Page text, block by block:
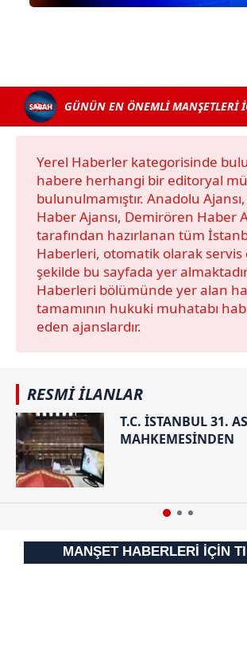
toplumu hizmetlerinin sunulması
kullanılmaktadır. Diğer çerezler, sitemizin
kılınması ve kişiselleştirilmesi ve sizlere
reklam/pazarlama faaliyetlerinin
sınırlı olarak açık rızanız dahilinde
Çerezlere ilişkin tercihlerinizi aşağıda yer
vasıtasıyla belirleyebilirsiniz. Çerezlere
için Ayarlar butonuna tıklayabilir,Çerez
Metnimiziziyaret edebilirsiniz.
6698 sayılı Kişisel Verilerin Korunması
hazırlanmış Aydınlatma Metnimizi
GÜNÜN EN ÖNEMLİ MANŞETLERİ
Yerel Haberler kategorisinde
habere herhangi bir editoryal
bulunulmamıştır. Anadolu
Haber Ajansı, Demirören Haber
tarafından hazırlanan tüm
Haberleri, otomatik olarak servis
şekilde bu sayfada yer
Haberleri bölümünde yer alan
tamamının hukuki muhatabı
eden ajanslardır.
RESMİ İLANLAR
T.C. İSTANBUL 31.
MAHKEMESİNDEN
MANŞET HABERLERİ İÇİN